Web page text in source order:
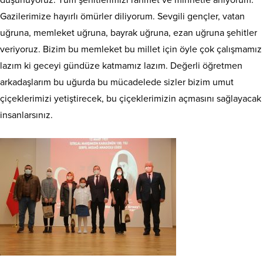
Gazilerimize hayırlı ömürler diliyorum. Sevgili gençler, vatan
uğruna, memleket uğruna, bayrak uğruna, ezan uğruna şehitler
veriyoruz. Bizim bu memleket bu millet için öyle çok çalışmamız
lazım ki geceyi gündüze katmamız lazım. Değerli öğretmen
arkadaşlarım bu uğurda bu mücadelede sizler bizim umut
çiçeklerimizi yetiştirecek, bu çiçeklerimizin açmasını sağlayacak
insanlarsınız.